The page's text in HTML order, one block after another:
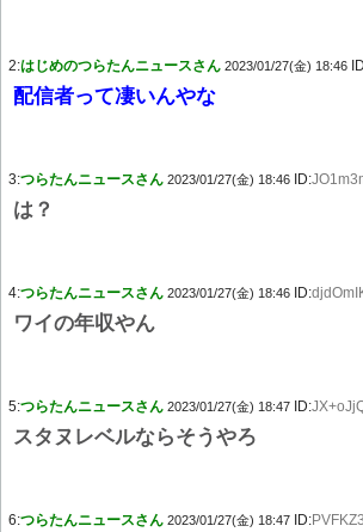
2:はじめのつらたんニュースさん 2023/01/27(金) 18:46
配信者って凄いんやな
3:つらたんニュースさん 2023/01/27(金) 18:46 ID:
は？
4:つらたんニュースさん 2023/01/27(金) 18:46 ID:
ワイの年収やん
5:つらたんニュースさん 2023/01/27(金) 18:47 ID:
スタヌレベルならそうやろ
6:つらたんニュースさん 2023/01/27(金) 18:47 ID: